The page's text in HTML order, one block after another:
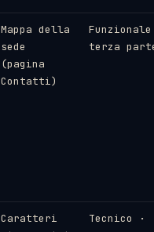
Mappa della
sede
(pagina
Contatti)
Funzionale
terza
Caratteri
Tecnico ·